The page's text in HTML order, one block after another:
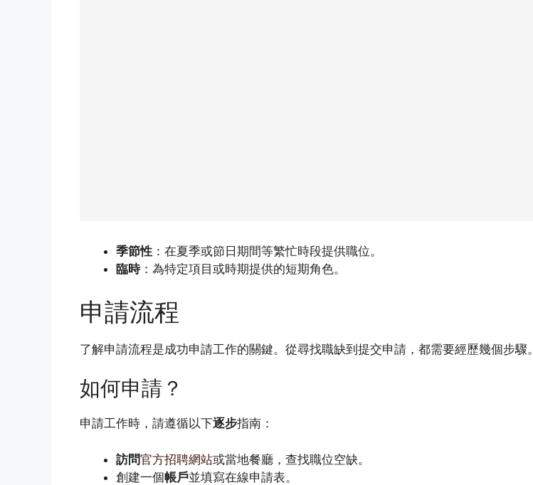
季節性 ：在夏季或節日期間等繁忙時段提供職位。
臨時：為特定項目或時期提供的短期角色。
申請流程
了解申請流程是成功申請工作的關鍵。從尋找職缺到提交申請，都需要經歷幾個步驟。
如何申請？
申請工作時，請遵循以下逐步指南：
訪問官方招聘網站或當地餐廳，查找職位空缺。
創建一個帳戶並填寫在線申請表。